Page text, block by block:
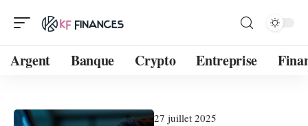
Argent Banque Crypto Entreprise
27 juillet 2025